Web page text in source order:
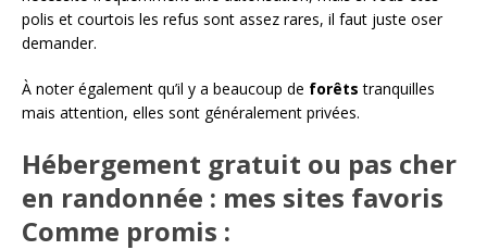
polis et courtois les refus sont assez rares, il faut juste oser
demander.
À noter également qu’il y a beaucoup de forêtstranquilles
mais attention, elles sont généralement privées.
Hébergement gratuit ou pas cher
en randonnée : mes sites favoris
Comme promis :